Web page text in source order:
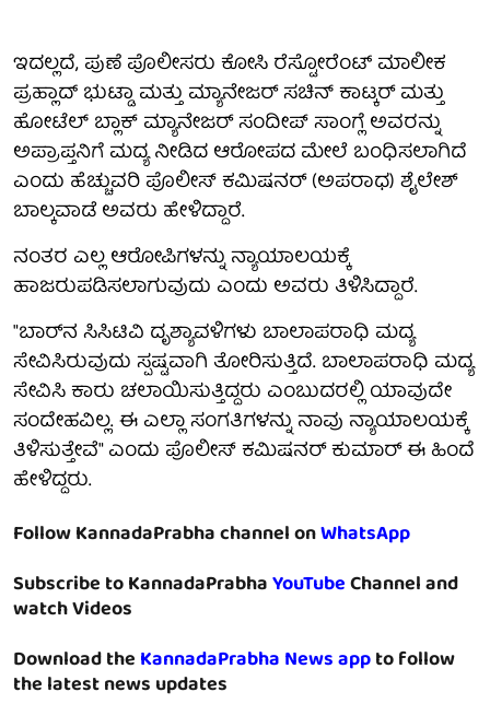
ಇದಲ್ಲದೆ, ಪುಣೆ ಪೊಲೀಸರು ಕೋಸಿ ರೆಸ್ಟೋರೆಂಟ್ ಮಾಲೀಕ
ಪ್ರಹ್ಲಾದ್ ಭುಟ್ಡಾ ಮತ್ತು ಮ್ಯಾನೇಜರ್ ಸಚಿನ್ ಕಾಟ್ಕರ್ ಮತ್ತು
ಹೋಟೆಲ್ ಬ್ಲಾಕ್ ಮ್ಯಾನೇಜರ್ ಸಂದೀಪ್ ಸಾಂಗ್ಲೆ ಅವರನ್ನು
ಅಪ್ರಾಪ್ತನಿಗೆ ಮದ್ಯ ನೀಡಿದ ಆರೋಪದ ಮೇಲೆ ಬಂಧಿಸಲಾಗಿದೆ
ಎಂದು ಹೆಚ್ಚುವರಿ ಪೊಲೀಸ್ ಕಮಿಷನರ್ (ಅಪರಾಧ) ಶೈಲೇಶ್
ಬಾಲ್ಕವಾಡೆ ಅವರು ಹೇಳಿದ್ದಾರೆ.
ನಂತರ ಎಲ್ಲ ಆರೋಪಿಗಳನ್ನು ನ್ಯಾಯಾಲಯಕ್ಕೆ
ಹಾಜರುಪಡಿಸಲಾಗುವುದು ಎಂದು ಅವರು ತಿಳಿಸಿದ್ದಾರೆ.
"ಬಾರ್‌ನ ಸಿಸಿಟಿವಿ ದೃಶ್ಯಾವಳಿಗಳು ಬಾಲಾಪರಾಧಿ ಮದ್ಯ
ಸೇವಿಸಿರುವುದು ಸ್ಪಷ್ಟವಾಗಿ ತೋರಿಸುತ್ತಿದೆ. ಬಾಲಾಪರಾಧಿ ಮದ್ಯ
ಸೇವಿಸಿ ಕಾರು ಚಲಾಯಿಸುತ್ತಿದ್ದರು ಎಂಬುದರಲ್ಲಿ ಯಾವುದೇ
ಸಂದೇಹವಿಲ್ಲ. ಈ ಎಲ್ಲಾ ಸಂಗತಿಗಳನ್ನು ನಾವು ನ್ಯಾಯಾಲಯಕ್ಕೆ
ತಿಳಿಸುತ್ತೇವೆ" ಎಂದು ಪೊಲೀಸ್ ಕಮಿಷನರ್ ಕುಮಾರ್ ಈ ಹಿಂದೆ
ಹೇಳಿದ್ದರು.
Follow KannadaPrabha channel onWhatsApp
Subscribe to KannadaPrabhaYouTubeChannel and
watch Videos
Download theKannadaPrabha News appto follow
the latest news updates